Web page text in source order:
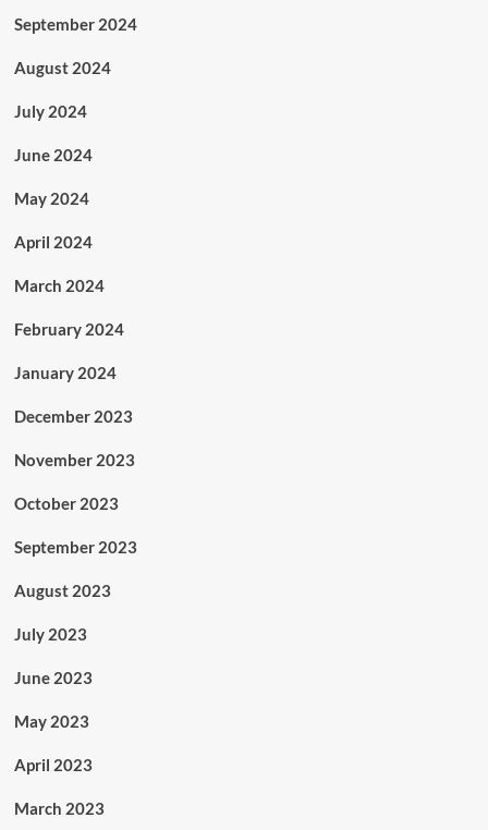
September 2024
August 2024
July 2024
June 2024
May 2024
April 2024
March 2024
February 2024
January 2024
December 2023
November 2023
October 2023
September 2023
August 2023
July 2023
June 2023
May 2023
April 2023
March 2023